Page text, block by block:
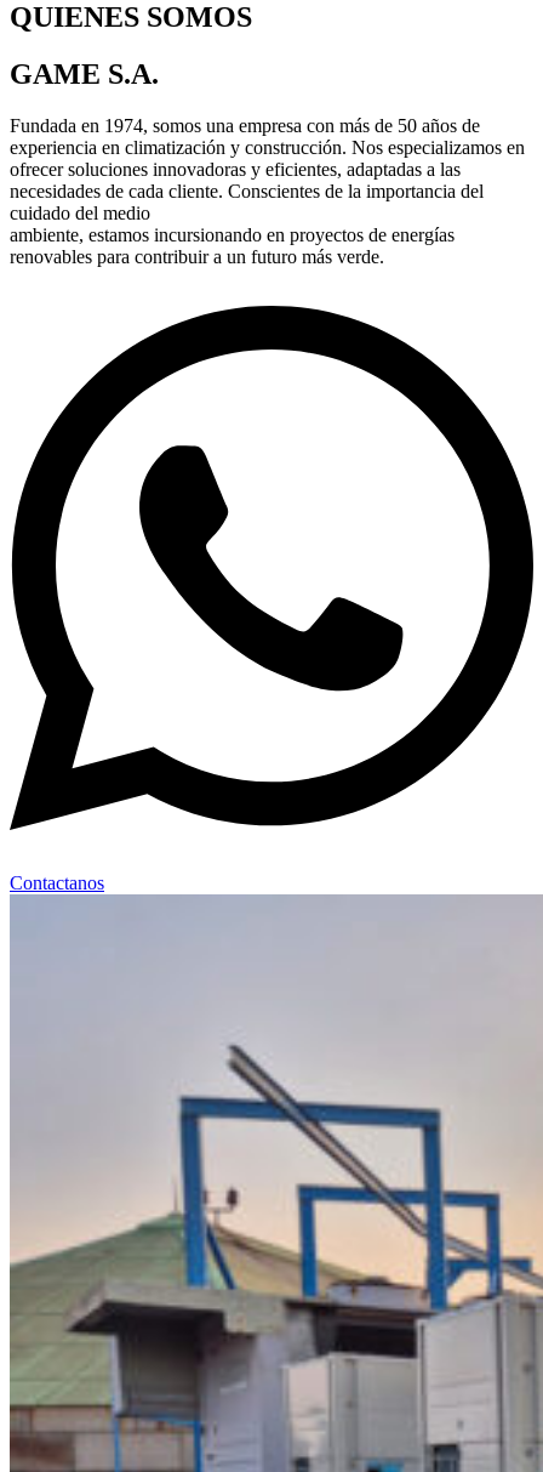
QUIENES SOMOS
GAME S.A.
Fundada en 1974, somos una empresa con más de 50 años de
experiencia en climatización y construcción. Nos especializamos en
ofrecer soluciones innovadoras y eficientes, adaptadas a las
necesidades de cada cliente. Conscientes de la importancia del
cuidado del medio
ambiente, estamos incursionando en proyectos de energías
renovables para contribuir a un futuro más verde.
Contactanos